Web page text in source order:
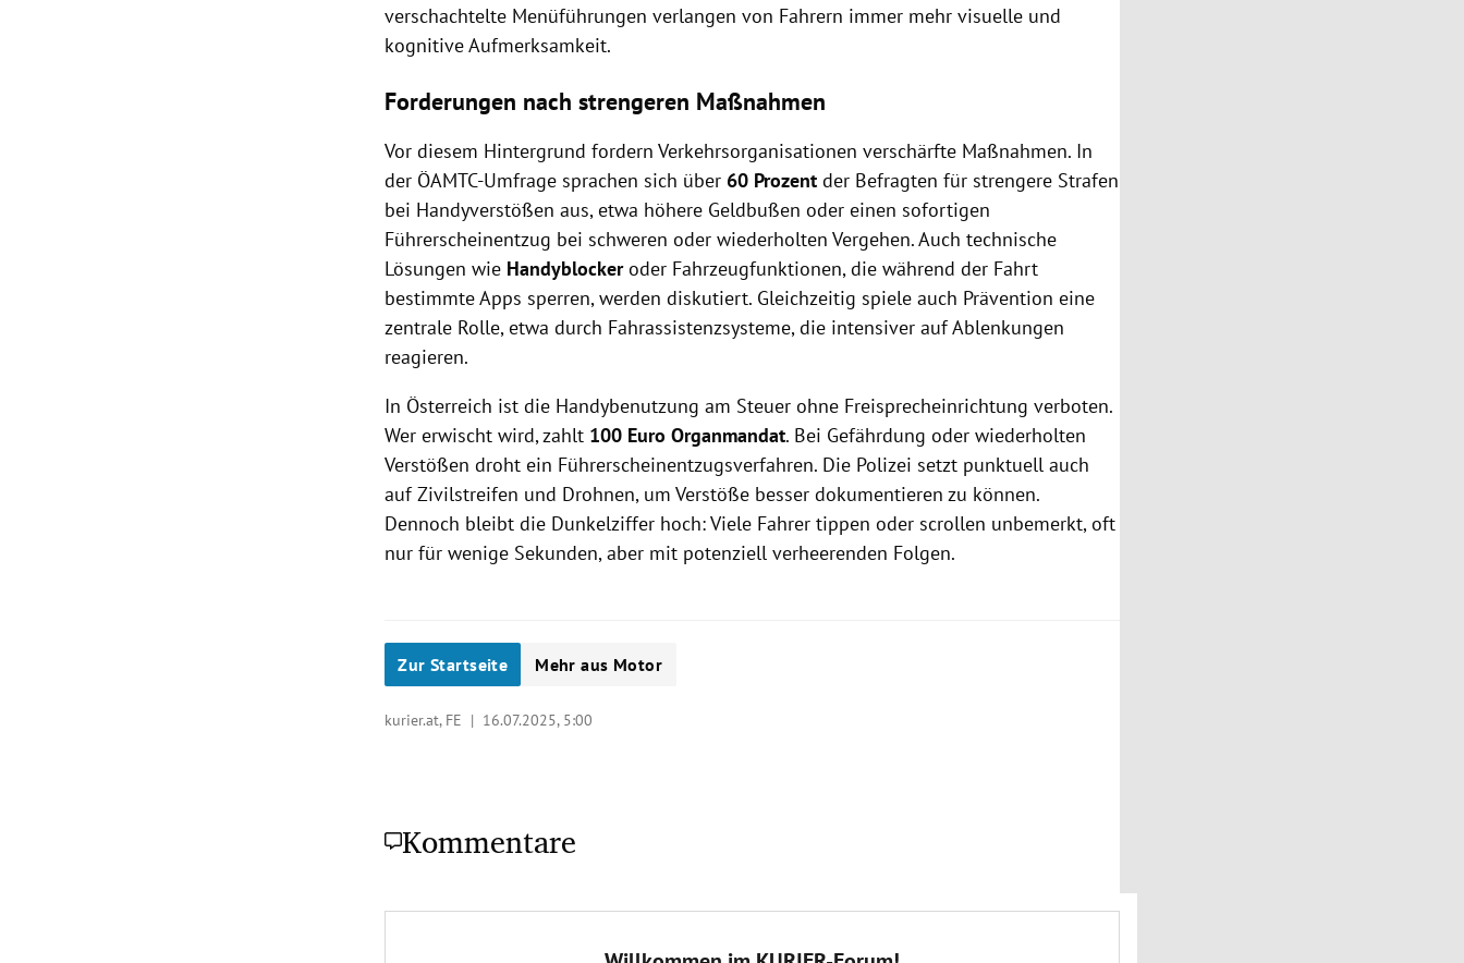
verschachtelte Menüführungen verlangen von Fahrern immer mehr visuelle und
kognitive Aufmerksamkeit.
Forderungen nach strengeren Maßnahmen
Vor diesem Hintergrund fordern Verkehrsorganisationen verschärfte Maßnahmen. In
der ÖAMTC-Umfrage sprachen sich über 60 Prozent der Befragten für strengere Strafen
bei Handyverstößen aus, etwa höhere Geldbußen oder einen sofortigen
Führerscheinentzug bei schweren oder wiederholten Vergehen. Auch technische
Lösungen wie Handyblockeroder Fahrzeugfunktionen, die während der Fahrt
bestimmte Apps sperren, werden diskutiert. Gleichzeitig spiele auch Prävention eine
zentrale Rolle, etwa durch Fahrassistenzsysteme, die intensiver auf Ablenkungen
reagieren.
In Österreich ist die Handybenutzung am Steuer ohne Freisprecheinrichtung verboten.
Wer erwischt wird, zahlt 100 Euro Organmandat. Bei Gefährdung oder wiederholten
Verstößen droht ein Führerscheinentzugsverfahren. Die Polizei setzt punktuell auch
auf Zivilstreifen und Drohnen, um Verstöße besser dokumentieren zu können.
Dennoch bleibt die Dunkelziffer hoch: Viele Fahrer tippen oder scrollen unbemerkt, oft
nur für wenige Sekunden, aber mit potenziell verheerenden Folgen.
Zur Startseite Mehr aus Motor
kurier.at, FE | 16.07.2025, 5:00
Kommentare